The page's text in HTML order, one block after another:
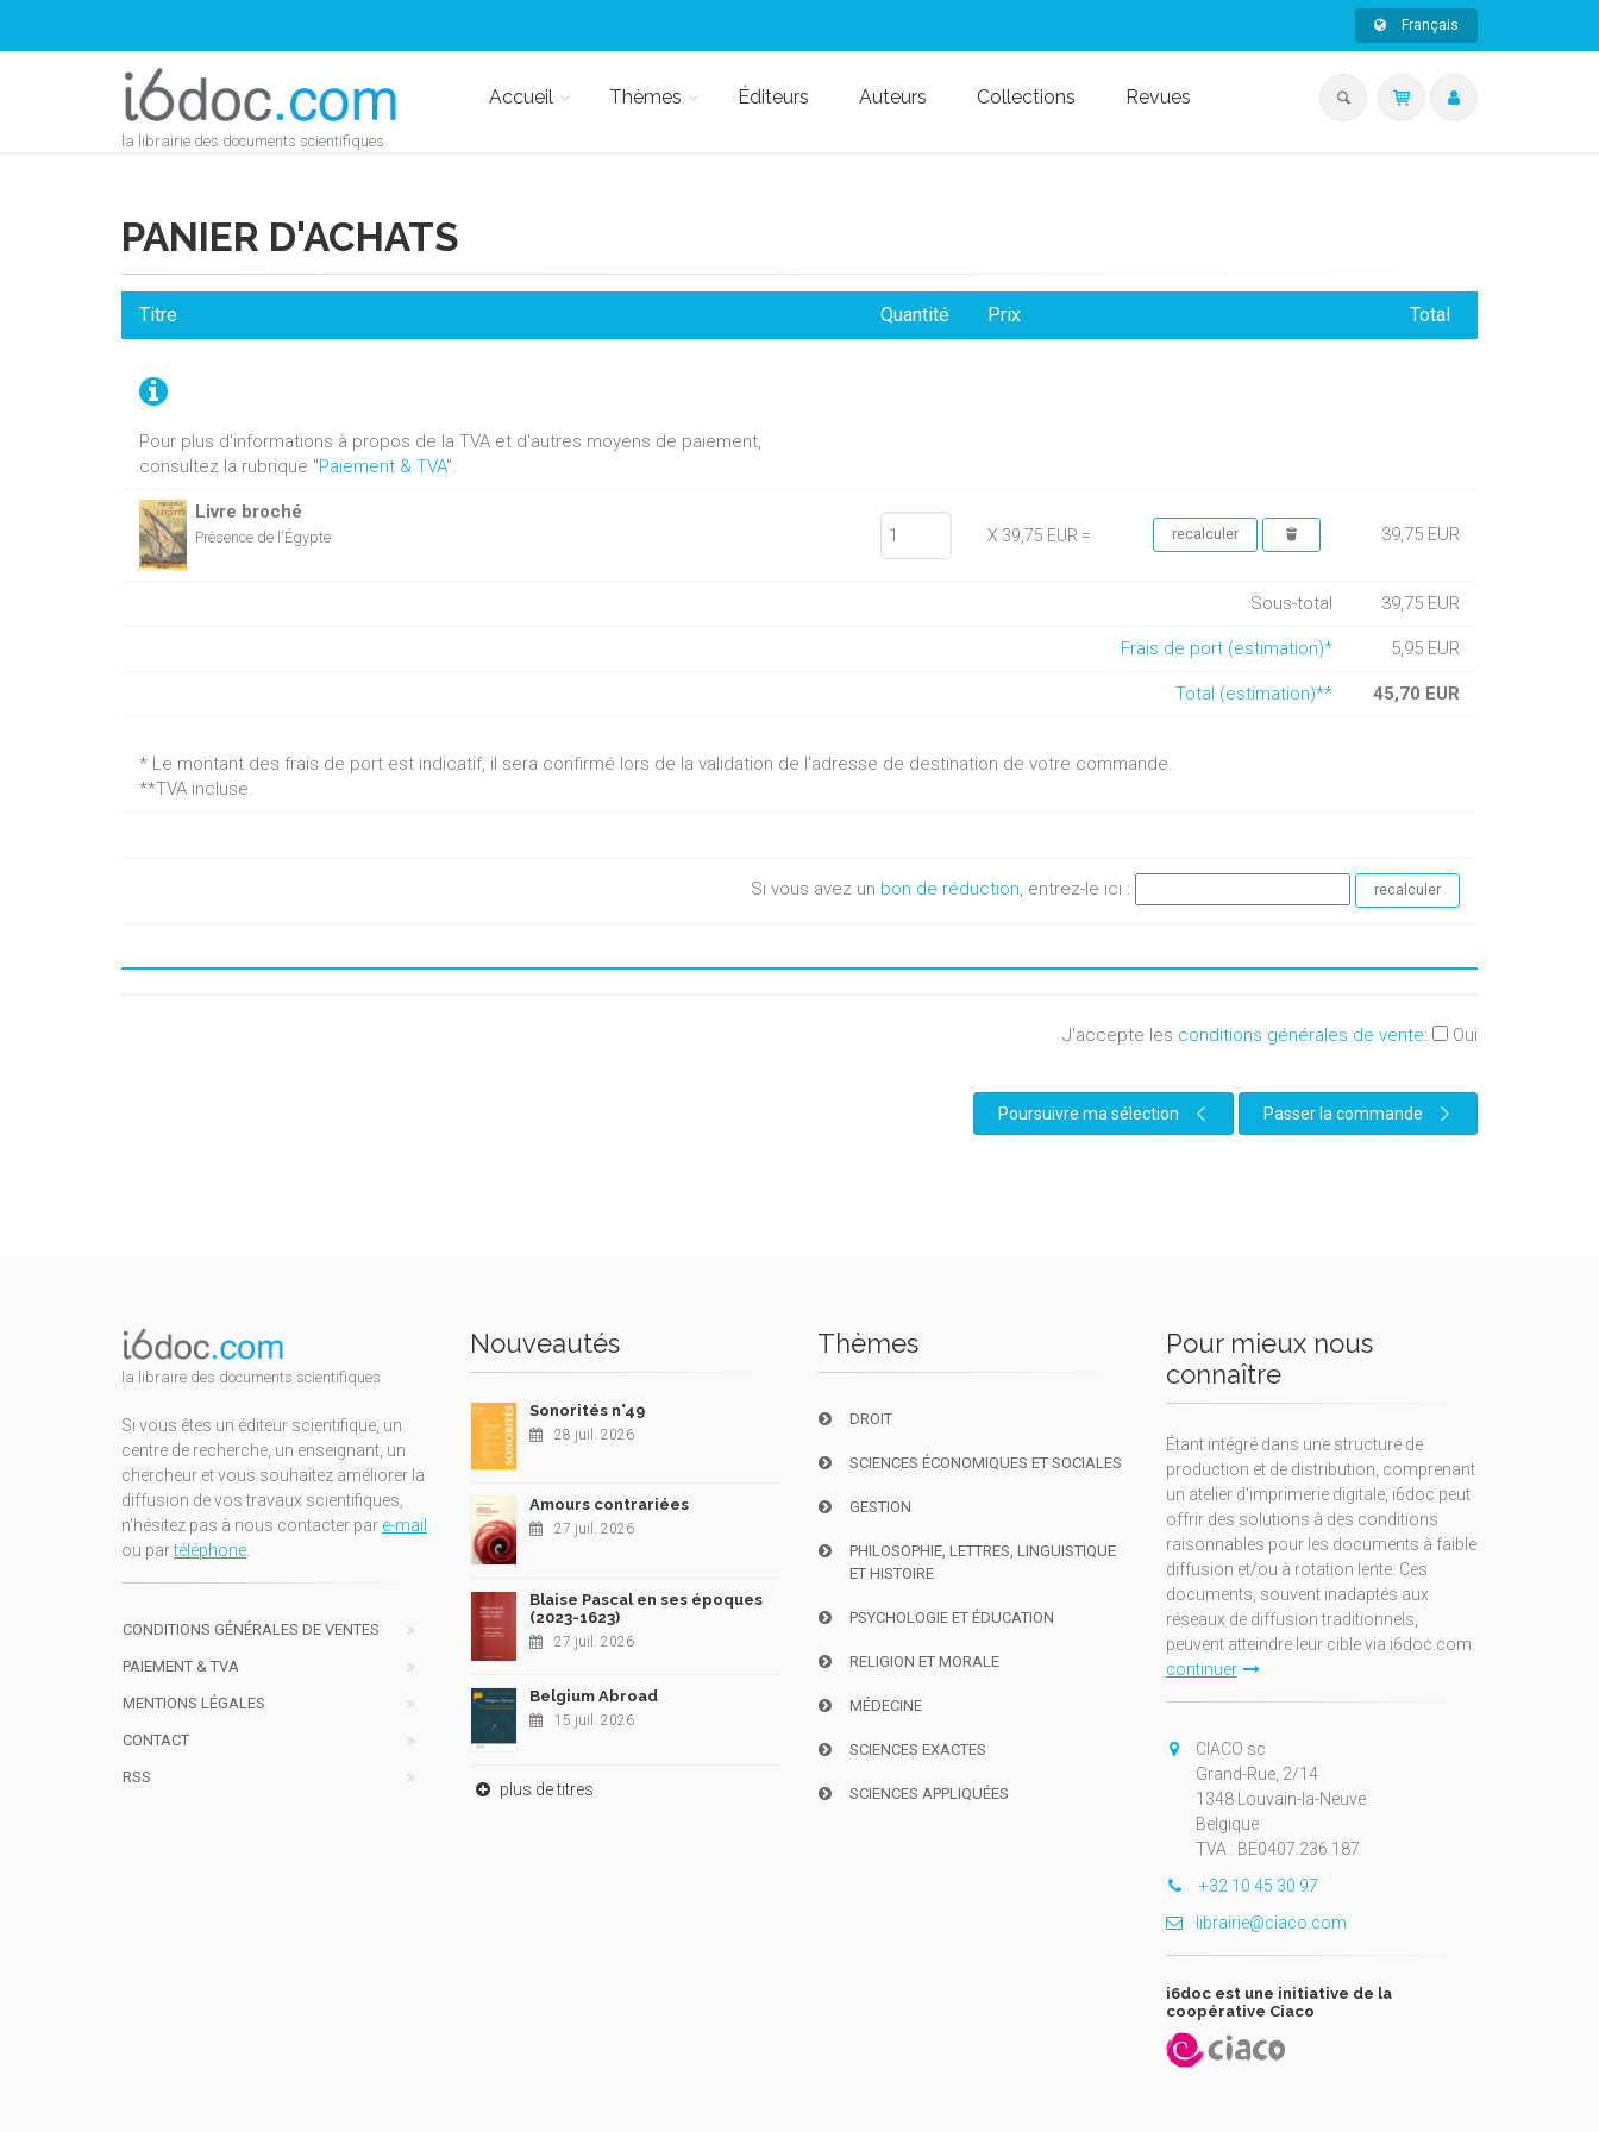
Français
la librairie des documents scientifiques
Accueil Thèmes Éditeurs Auteurs Collections Revues
PANIER D'ACHATS
Pour plus d'informations à propos de la TVA et d'autres moyens de paiement,
consultez la rubrique "Paiement & TVA".
Titre Quantité Prix Total
Livre broché
Présence de l'Égypte X 39,75 EUR = 39,75 EUR
Sous-total 39,75 EUR
Frais de port (estimation)* 5,95 EUR
Total (estimation)** 45,70 EUR
* Le montant des frais de port est indicatif, il sera confirmé lors de la validation de l'adresse de destination de votre commande.
**TVA incluse.
Si vous avez un bon de réduction, entrez-le ici :
J'accepte les conditions générales de vente: Oui
Poursuivre ma sélection Passer la commande
la libraire des documents scientifiques
Si vous êtes un éditeur scientifique, un
centre de recherche, un enseignant, un
chercheur et vous souhaitez améliorer la
diffusion de vos travaux scientifiques,
n'hésitez pas à nous contacter par e-mail
ou partéléphone.
CONDITIONS GÉNÉRALES DE VENTES
PAIEMENT & TVA
MENTIONS LÉGALES
CONTACT
RSS
Nouveautés
Sonorités n°49
28 juil. 2026
Amours contrariées
27 juil. 2026
Blaise Pascal en ses époques
(2023-1623)
27 juil. 2026
Belgium Abroad
15 juil. 2026
plus de titres
Thèmes
DROIT
SCIENCES ÉCONOMIQUES ET SOCIALES
GESTION
PHILOSOPHIE, LETTRES, LINGUISTIQUE
ET HISTOIRE
PSYCHOLOGIE ET ÉDUCATION
RELIGION ET MORALE
MÉDECINE
SCIENCES EXACTES
SCIENCES APPLIQUÉES
Pour mieux nous
connaître
Étant intégré dans une structure de
production et de distribution, comprenant
un atelier d'imprimerie digitale, i6doc peut
offrir des solutions à des conditions
raisonnables pour les documents à faible
diffusion et/ou à rotation lente. Ces
documents, souvent inadaptés aux
réseaux de diffusion traditionnels,
peuvent atteindre leur cible via i6doc.com.
continuer
CIACO sc
Grand-Rue, 2/14
1348 Louvain-la-Neuve
Belgique
TVA : BE0407.236.187
+32 10 45 30 97
librairie@ciaco.com
i6doc est une initiative de la
coopérative Ciaco